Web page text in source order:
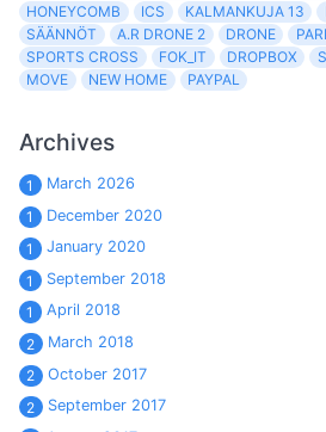
HONEYCOMB
ICS KALMANKUJA 13
SÄÄNNÖT
A.R DRONE 2 DRONE
SPORTS CROSS
FOK_IT DROPBOX
MOVE
NEW HOME PAYPAL
Archives
1
March 2026
1
December 2020
1
January 2020
1
September 2018
1
April 2018
2
March 2018
2
October 2017
2
September 2017